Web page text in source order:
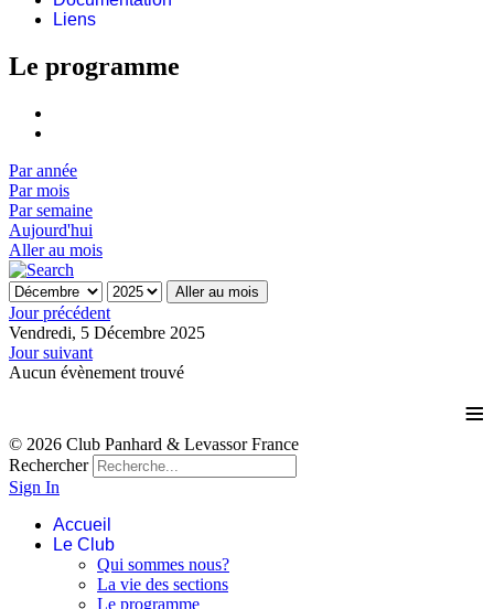
Liens
Le programme
Par année
Par mois
Par semaine
Aujourd'hui
Aller au mois
Aller au mois
Jour précédent
Vendredi, 5 Décembre 2025
Jour suivant
Aucun évènement trouvé
≡
© 2026 Club Panhard & Levassor France
Rechercher
Sign In
Accueil
Le Club
Qui sommes nous?
La vie des sections
Le programme